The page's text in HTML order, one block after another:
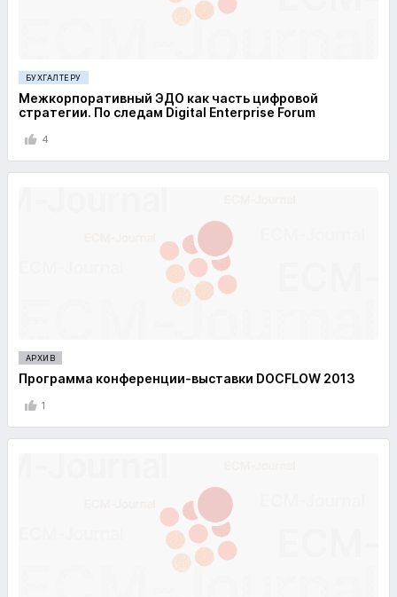
БУХГАЛТЕРУ
Межкорпоративный ЭДО как часть цифровой
стратегии. По следам Digital Enterprise Forum
4
АРХИВ
Программа конференции-выставки DOCFLOW 2013
1